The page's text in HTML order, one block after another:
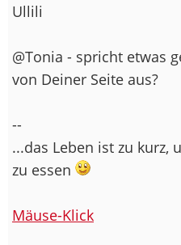
Ullili
@Tonia - spricht etwas
von Deiner Seite aus?
--
...das Leben ist zu kurz,
zu essen
Mäuse-Klick